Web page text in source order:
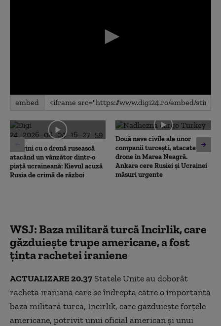
0
seconds
0
seconds
embed
Imagini cu o dronă rusească
atacând un vânzător dintr-o
piață ucraineană: Kievul acuză
Rusia de crimă de război
Două nave civile ale unor
companii turcești, atacate cu
drone în Marea Neagră.
Ankara cere Rusiei și Ucrainei
măsuri urgente
WSJ: Baza militară turcă Incirlik, care
găzduiește trupe americane, a fost
ținta rachetei iraniene
ACTUALIZARE 20.37 Statele Unite au doborât
racheta iraniană care se îndrepta către o importantă
bază militară turcă, Incirlik, care găzduiește forțele
americane, potrivit unui oficial american și unui